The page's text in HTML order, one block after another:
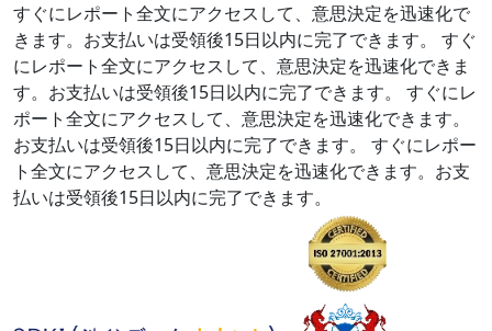
すぐにレポート全文にアクセスして、意思決定を迅速化で
きます。お支払いは受領後15日以内に完了できます。
すぐ
にレポート全文にアクセスして、意思決定を迅速化できま
す。お支払いは受領後15日以内に完了できます。
すぐにレ
ポート全文にアクセスして、意思決定を迅速化できます。
お支払いは受領後15日以内に完了できます。
すぐにレポー
ト全文にアクセスして、意思決定を迅速化できます。お支
払いは受領後15日以内に完了できます。